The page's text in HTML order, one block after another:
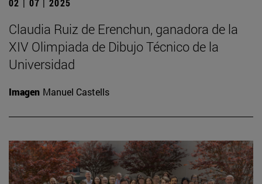
Claudia Ruiz de Erenchun, ganadora de la
XIV Olimpiada de Dibujo Técnico de la
Universidad
Imagen Manuel Castells